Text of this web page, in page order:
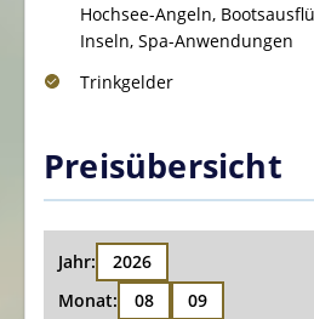
Hochsee-Angeln,
Inseln, Spa-Anwendungen
Trinkgelder
Preisübersicht
Jahr:
2026
Monat:
08 09